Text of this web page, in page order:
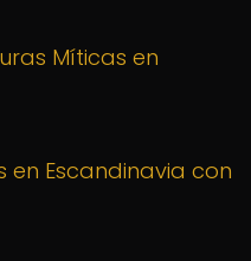
Míticas en
en Escandinavia con